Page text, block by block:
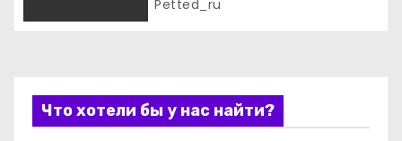
м
Petted_ru
Что хотели бы у нас найти?